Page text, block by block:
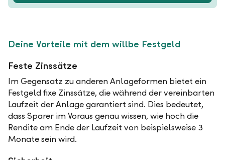
Deine Vorteile mit dem willbe Festgeld
Feste Zinssätze
Im Gegensatz zu anderen Anlageformen bietet ein
Festgeld fixe Zinssätze, die während der vereinbarten
Laufzeit der Anlage garantiert sind. Dies bedeutet,
dass Sparer im Voraus genau wissen, wie hoch die
Rendite am Ende der Laufzeit von beispielsweise 3
Monate sein wird.